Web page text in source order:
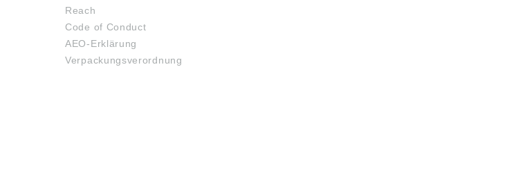
Reach
Code of Conduct
AEO-Erklärung
Verpackungsverordnung